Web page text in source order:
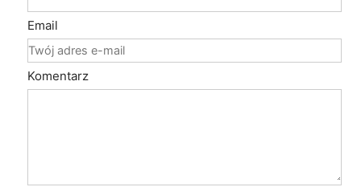
Email
Komentarz